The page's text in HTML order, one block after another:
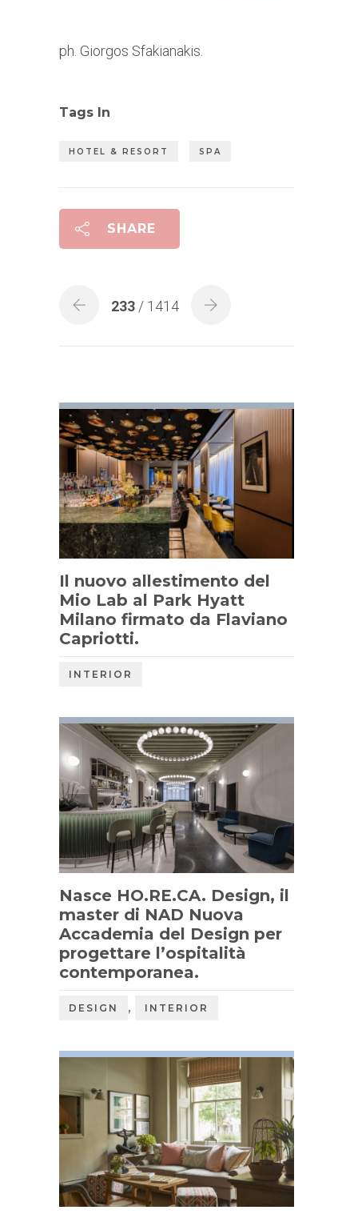
ph. Giorgos Sfakianakis.
Tags In
HOTEL & RESORT SPA
SHARE
233 / 1414
Il nuovo allestimento del
Mio Lab al Park Hyatt
Milano firmato da Flaviano
Capriotti.
INTERIOR
Nasce HO.RE.CA. Design, il
master di NAD Nuova
Accademia del Design per
progettare l’ospitalità
contemporanea.
DESIGN , INTERIOR